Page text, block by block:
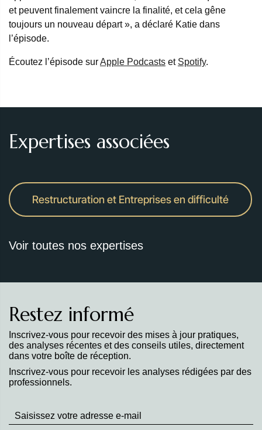
et peuvent finalement vaincre la finalité, et cela gêne
toujours un nouveau départ », a déclaré Katie dans
l’épisode.
Écoutez l’épisode surApple Podcasts et Spotify.
Expertises associées
Restructuration et Entreprises en difficulté
Voir toutes nos expertises
Restez informé
Inscrivez-vous pour recevoir des mises à jour pratiques,
des analyses récentes et des conseils utiles, directement
dans votre boîte de réception.
Inscrivez-vous pour recevoir les analyses rédigées par des
professionnels.
Stay
up